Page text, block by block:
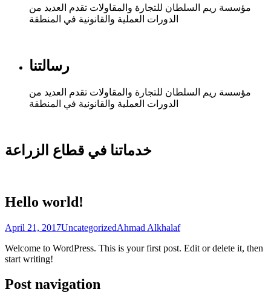
مؤسسة ريم السلطان للتجارة والمقاولات تقدم العديد من
الدورات العملية والقانونية في المنطقة
رسالتنا
مؤسسة ريم السلطان للتجارة والمقاولات تقدم العديد من
الدورات العملية والقانونية في المنطقة
خدماتنا في قطاع الزراعة
Hello world!
April 21, 2017UncategorizedAhmad Alkhalaf
Welcome to WordPress. This is your first post. Edit or delete it, then
start writing!
Post navigation